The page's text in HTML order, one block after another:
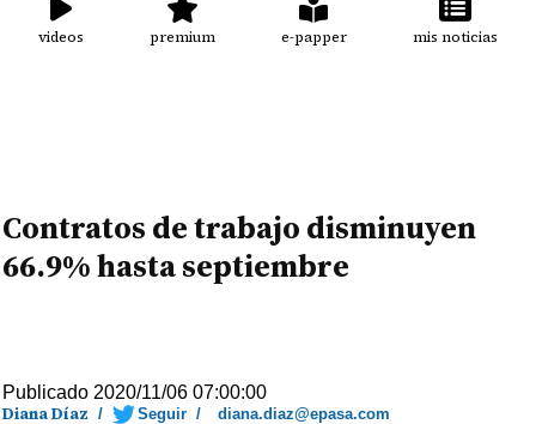
videos premium e-papper mis noticias
Contratos de trabajo disminuyen
66.9% hasta septiembre
Publicado 2020/11/06 07:00:00
Diana Díaz / Seguir /
diana.diaz@epasa.com